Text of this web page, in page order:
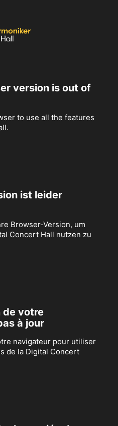
version is out of
to use all the features
ist leider
Browser-Version, um
Concert Hall nutzen zu
de votre
à jour
navigateur pour utiliser
de la Digital Concert